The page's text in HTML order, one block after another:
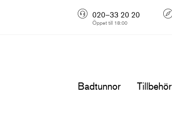
Badtunnor Tillbehör
020–33 20 20
Öppet till 18:00